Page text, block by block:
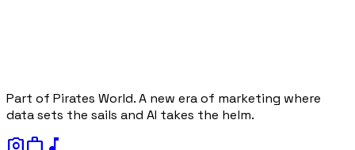
Part of Pirates World. A new era of marketing where
data sets the sails and AI takes the helm.
photo_camerawork music_note